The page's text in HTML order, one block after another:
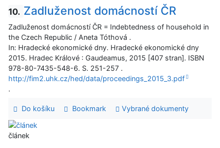
10. Zadluženost domácností ČR
Zadluženost domácností ČR = Indebtedness of household in
the Czech Republic / Aneta Tóthová .
In: Hradecké ekonomické dny. Hradecké ekonomické dny
2015. Hradec Králové : Gaudeamus, 2015 [407 stran]. ISBN
978-80-7435-548-6. S. 251-257 .
http://fim2.uhk.cz/hed/data/proceedings_2015_3.pdf
.
Do košíku Bookmark Vybrané dokumenty
článek